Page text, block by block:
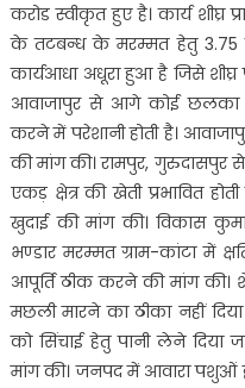
करोड स्वीकृत हुए है। कार्य शीघ्र
के तटबन्ध के मरम्मत हेतु 3.75
कार्यआधा अधूरा हुआ है जिसे
आवाजापुर से आगे कोई छलका
करने में परेशानी होती है।
की मांग की। रामपुर,
एकड़ क्षेत्र की खेती प्रभावित
खुदाई की मांग की। विकास
भण्डार मरम्मत ग्राम-कांटा में
आपूर्ति ठीक करने की मांग की।
मछली मारने का ठीका नहीं दिया
को सिंचाई हेतु पानी लेने दिया
मांग की। जनपद में आवारा पशुओं